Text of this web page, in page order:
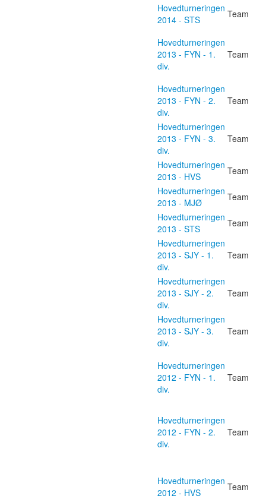
Hovedturneringen
2014 - STS
Team
Hovedturneringen
2013 - FYN - 1.
div.
Team
Hovedturneringen
2013 - FYN - 2.
div.
Team
Hovedturneringen
2013 - FYN - 3.
div.
Team
Hovedturneringen
2013 - HVS
Team
Hovedturneringen
2013 - MJØ
Team
Hovedturneringen
2013 - STS
Team
Hovedturneringen
2013 - SJY - 1.
div.
Team
Hovedturneringen
2013 - SJY - 2.
div.
Team
Hovedturneringen
2013 - SJY - 3.
div.
Team
Hovedturneringen
2012 - FYN - 1.
div.
Team
Hovedturneringen
2012 - FYN - 2.
div.
Team
Hovedturneringen
2012 - HVS
Team